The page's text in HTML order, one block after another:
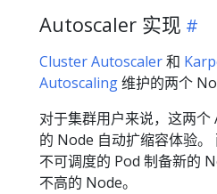
Autoscaler 实现
Cluster Autoscaler和
Autoscaling维护的两个
对于集群用户来说，这两
的 Node 自动扩缩容体验
不可调度的 Pod 制备新的
不高的 Node。